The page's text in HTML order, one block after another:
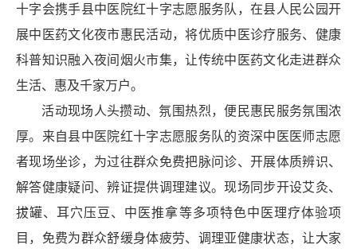
十字会携手县中医院红十字志愿服务队，在县人民公园开
展中医药文化夜市惠民活动，将优质中医诊疗服务、健康
科普知识融入夜间烟火市集，让传统中医药文化走进群众
生活、惠及千家万户。
活动现场人头攒动、氛围热烈，便民惠民服务氛围浓
厚。来自县中医院红十字志愿服务队的资深中医医师志愿
者现场坐诊，为过往群众免费把脉问诊、开展体质辨识、
解答健康疑问、辨证提供调理建议。现场同步开设艾灸、
拔罐、耳穴压豆、中医推拿等多项特色中医理疗体验项
目，免费为群众舒缓身体疲劳、调理亚健康状态，让大家